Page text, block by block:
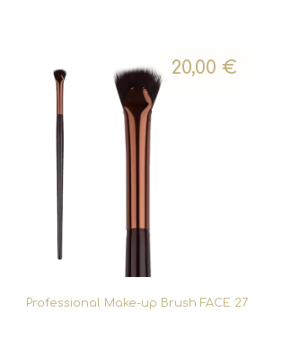
Professional Make-up Brush FACE 27
20,00€